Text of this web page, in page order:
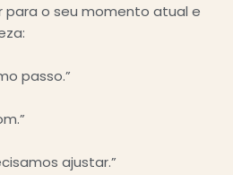
para o seu momento atual e
passo.”
ajustar.”